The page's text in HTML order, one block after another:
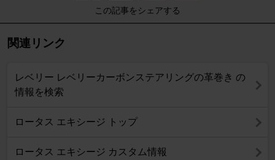
この記事をシェアする
関連リンク
レベリー レベリーカーボンステアリングの革巻き の
情報を検索
ロータス エキシージ トップ
ロータス エキシージ カスタム情報